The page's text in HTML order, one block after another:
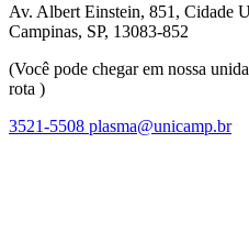
Av. Albert Einstein, 851, Cidade
Campinas, SP, 13083-852
(Você pode chegar em nossa
rota )
3521-5508 plasma@unicamp.br